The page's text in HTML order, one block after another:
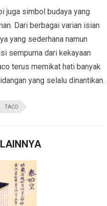
juga simbol budaya yang
Dari berbagai varian isian
yang sederhana namun
sempurna dari kekayaan
terus memikat hati banyak
yang selalu dinantikan.
TACO